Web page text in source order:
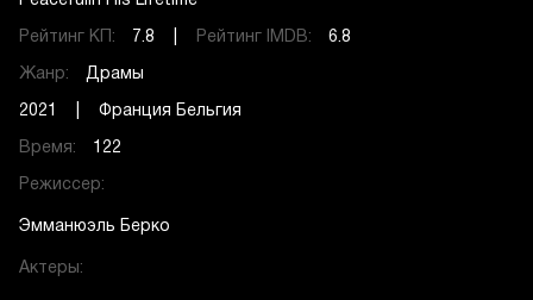
Рейтинг КП: 7.8 | Рейтинг IMDB: 6.8
Жанр: Драмы
2021 | Франция Бельгия
Время: 122
Режиссер:
Эмманюэль Берко
Актеры: